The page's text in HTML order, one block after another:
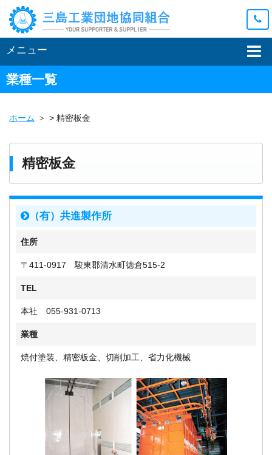
メニュー
業種一覧
ホーム > 精密板金
精密板金
（有）共進製作所
住所
〒411-0917 駿東郡清水町徳倉515-2
TEL
本社 055-931-0713
業種
焼付塗装、精密板金、切削加工、省力化機械